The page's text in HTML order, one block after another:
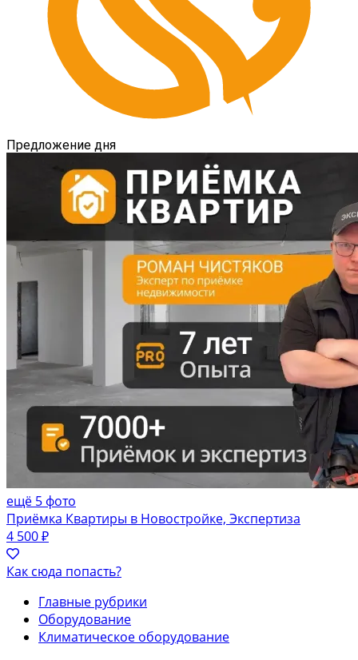
Предложение дня
ещё 5 фото
Приёмка Квартиры в Новостройке, Экспертиза
4 500 ₽
Как сюда попасть?
Главные рубрики
Оборудование
Климатическое оборудование